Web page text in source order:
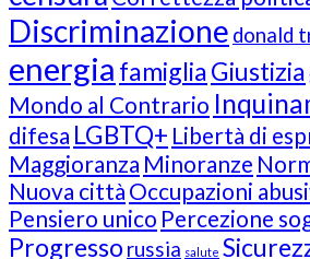
Discriminazione donald
energia famigliaGiustizia
Mondo al Contrario
difesa LGBTQ+ Libertà di
Maggioranza Minoranze
Nuova città Occupazioni
Pensiero unico Percezione
Progresso russia salute